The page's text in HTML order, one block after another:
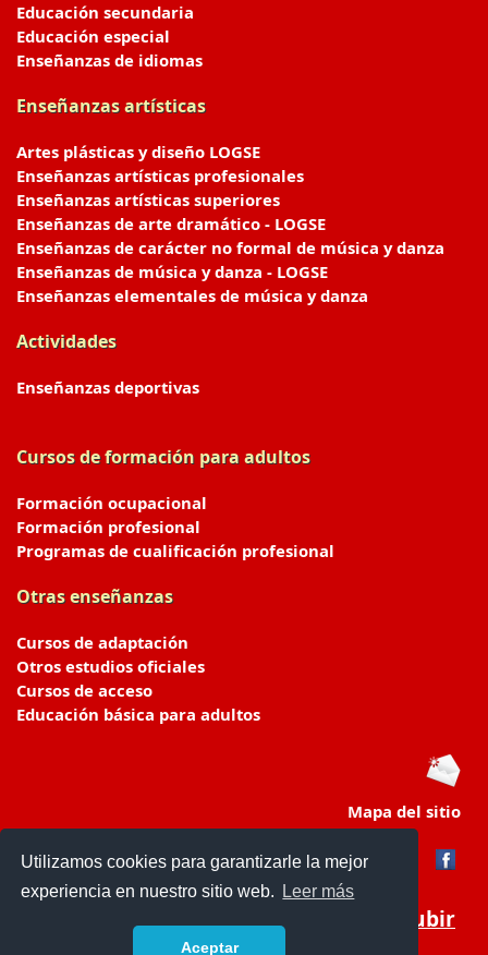
Utilizamos cookies para garantizarle la mejor
experiencia en nuestro sitio web.
Leer más
Aceptar
Educación secundaria
Educación especial
Enseñanzas de idiomas
Enseñanzas artísticas
Artes plásticas y diseño LOGSE
Enseñanzas artísticas profesionales
Enseñanzas artísticas superiores
Enseñanzas de arte dramático - LOGSE
Enseñanzas de carácter no formal de música y danza
Enseñanzas de música y danza - LOGSE
Enseñanzas elementales de música y danza
Actividades
Enseñanzas deportivas
Cursos de formación para adultos
Formación ocupacional
Formación profesional
Programas de cualificación profesional
Otras enseñanzas
Cursos de adaptación
Otros estudios oficiales
Cursos de acceso
Educación básica para adultos
Mapa del sitio
Subir